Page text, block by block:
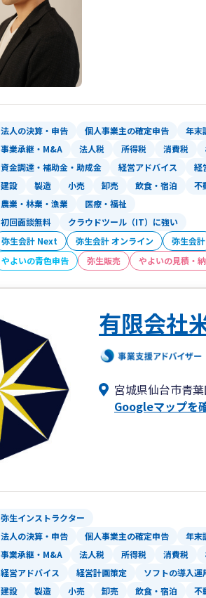
法人の決算・申告 個人事業主の確定申告 年末
事業承継・M&A
法人税 所得税 消費税
資金調達・補助金・助成金
経営アドバイス 経
建設 製造 小売 卸売 飲食・宿泊 不
農業・林業・漁業
医療・福祉
初回面談無料 クラウドツール（IT）に強い
弥生会計 Next 弥生会計 オンライン 弥生会計
やよいの青色申告
弥生販売 やよいの見積・
有限会社
宮城県仙台市青
Googleマップを
弥生インストラクター
法人の決算・申告 個人事業主の確定申告 年末
事業承継・M&A
法人税 所得税 消費税
経営アドバイス
経営計画策定 ソフトの導入運
建設 製造 小売 卸売 飲食・宿泊 不